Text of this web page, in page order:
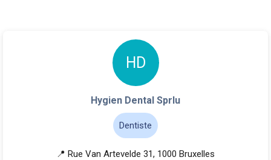
H D
Hygien Dental Sprlu
Dentiste
📍 Rue Van Artevelde 31, 1000 Bruxelles